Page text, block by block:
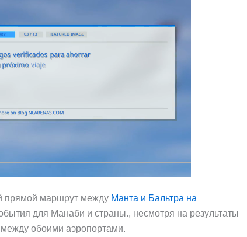
прямой маршрут между Манта и Бальтра на
для Манаби и страны., несмотря на результаты
между обоими аэропортами.